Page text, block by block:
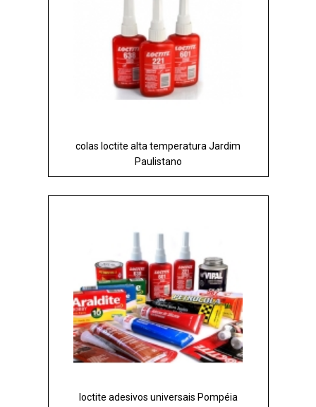
colas loctite alta temperatura Jardim
Paulistano
loctite adesivos universais Pompéia